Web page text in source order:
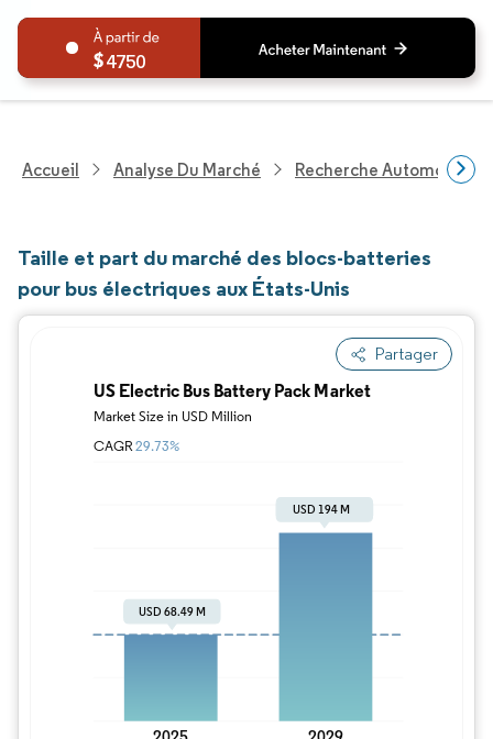
4750
Accueil Analyse Du Marché Recherche Automobile
Taille et part du marché des blocs-batteries
pour bus électriques aux États-Unis
Partager